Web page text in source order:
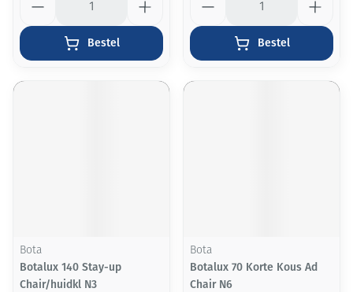
Bestel Bestel
Bota
Botalux 140 Stay-up
Chair/huidkl N3
Bota
Botalux 70 Korte Kous Ad
Chair N6